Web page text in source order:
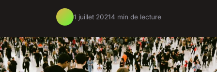
1 juillet 20214 min de lecture